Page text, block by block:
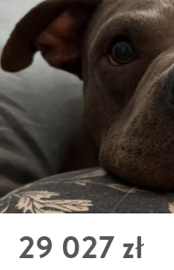
29 027 zł